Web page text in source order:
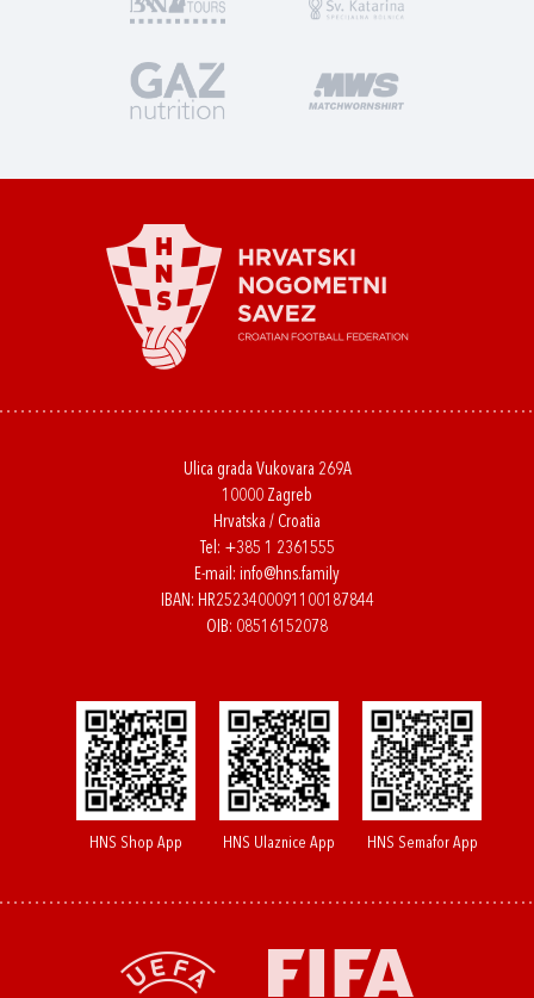
Ulica grada Vukovara 269A
10000 Zagreb
Hrvatska / Croatia
Tel: +385 1 2361555
E-mail: info@hns.family
IBAN: HR2523400091100187844
OIB: 08516152078
HNS Shop App HNS Ulaznice App HNS Semafor App